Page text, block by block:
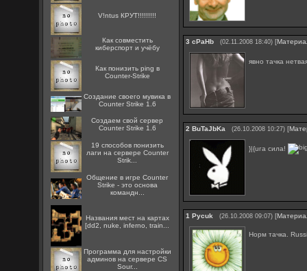
V!ntus КРУТ!!!!!!!!!
Как совместить
киберспорт и учёбу
Как понизить ping в
Counter-Strike
Создание своего мувика в
Counter Strike 1.6
Создаем свой сервер
Counter Strike 1.6
19 способов понизить
лаги на сервере Counter
Strik...
Общение в игре Counter
Strike - это основа
командн...
Названия мест на картах
[dd2, nuke, inferno, train...
Программа для настройки
админов на сервере CS
Sour...
3 cPaHb (02.11.2008 18:40) [
явно тачка
2 BuTaJbKa (26.10.2008 10:27) [
}|{uга сила!
1 Pycuk (26.10.2008 09:07) [
Норм тачка.